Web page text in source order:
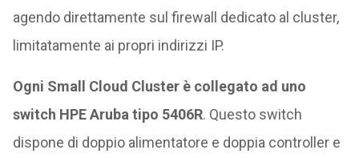
agendo direttamente sul firewall dedicato al cluster,
limitatamente ai propri indirizzi IP.
Ogni Small Cloud Cluster è collegato ad uno
switch HPE Aruba tipo 5406R. Questo switch
dispone di doppio alimentatore e doppia controller e